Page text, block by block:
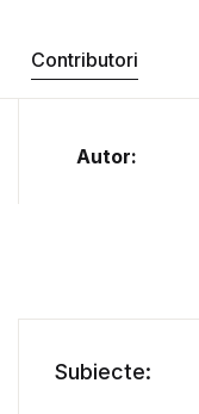
Contributori
Autor:
Subiecte: